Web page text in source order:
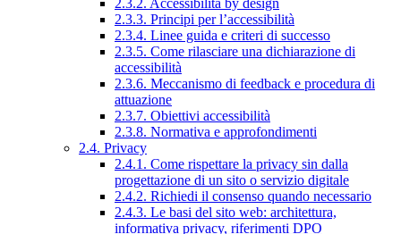
2.3.2. Accessibilità by design
2.3.3. Principi per l’accessibilità
2.3.4. Linee guida e criteri di successo
2.3.5. Come rilasciare una dichiarazione di
accessibilità
2.3.6. Meccanismo di feedback e procedura di
attuazione
2.3.7. Obiettivi accessibilità
2.3.8. Normativa e approfondimenti
2.4. Privacy
2.4.1. Come rispettare la privacy sin dalla
progettazione di un sito o servizio digitale
2.4.2. Richiedi il consenso quando necessario
2.4.3. Le basi del sito web: architettura,
informativa privacy, riferimenti DPO